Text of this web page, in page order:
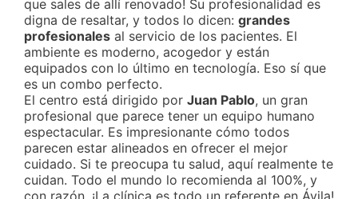
que sales de allí renovado! Su profesionalidad es
digna de resaltar, y todos lo dicen: grandes
profesionales al servicio de los pacientes. El
ambiente es moderno, acogedor y están
equipados con lo último en tecnología. Eso sí que
es un combo perfecto.
El centro está dirigido por Juan Pablo, un gran
profesional que parece tener un equipo humano
espectacular. Es impresionante cómo todos
parecen estar alineados en ofrecer el mejor
cuidado. Si te preocupa tu salud, aquí realmente te
cuidan. Todo el mundo lo recomienda al 100%, y
con razón. ¡La clínica es todo un referente en Ávila!